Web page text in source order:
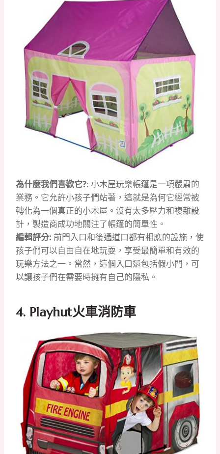
為什麼我們喜歡它?: 小木屋玩樂帳篷是一項嚴肅的
業務。它允許小孩子們站著，這就是為何它經常被
轉化為一個真正的小木屋。沒有太多壓力和複雜設
計，製造商成功地關注了帳篷的簡單性。
編輯評分: 前門入口和後通道口都有相應的設施，使
孩子們可以自由自在地玩耍，享受最簡單和有效的
玩樂方法之一。當然，這個入口還包括假小門，可
以讓孩子們在需要時擁有自己的隱私。
4. Playhut火車消防車